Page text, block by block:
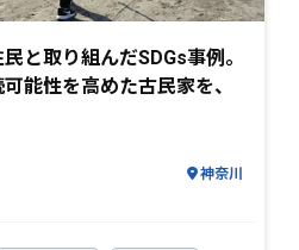
と取り組んだSDGs事例。
能性を高めた古民家を、
神奈川